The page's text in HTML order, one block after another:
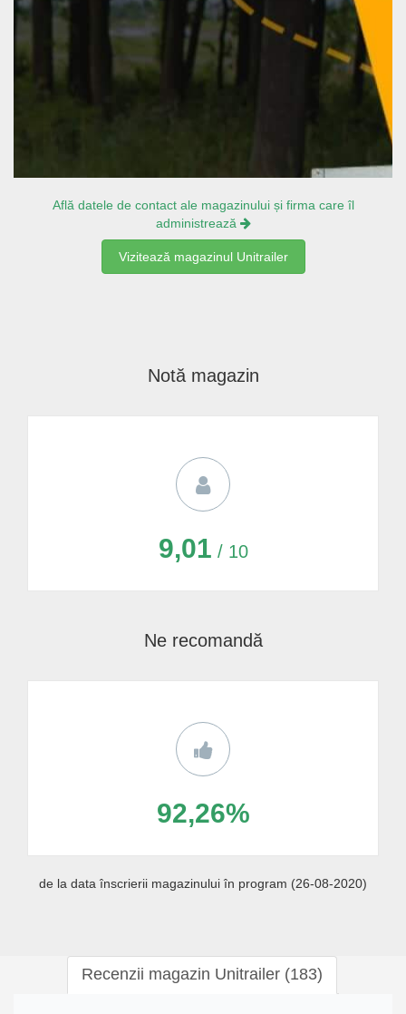
Află datele de contact ale magazinului și firma care îl
administrează
Vizitează magazinul Unitrailer
Notă magazin
9,01 / 10
Ne recomandă
92,26%
de la data înscrierii magazinului în program (26-08-2020)
Recenzii magazin Unitrailer (183)